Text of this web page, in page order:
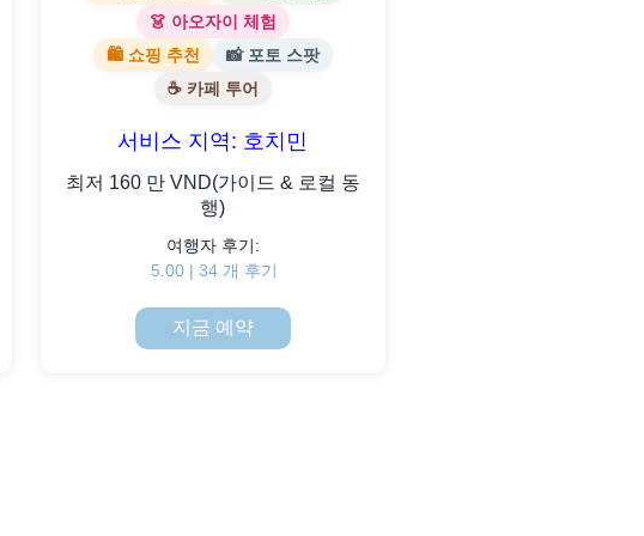
👗 아오자이 체험
🛍 쇼핑 추천
📸 포토 스팟
☕ 카페 투어
서비스 지역: 호치민
최저 160 만 VND(가이드 & 로컬 동
행)
여행자 후기:
5.00 | 34 개 후기
지금 예약